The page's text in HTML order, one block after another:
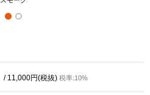
/ 11,000円(税抜) 税率:10%